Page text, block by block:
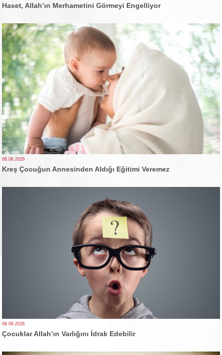
Haset, Allah’ın Merhametini Görmeyi Engelliyor
08.08.2026
Kreş Çocuğun Annesinden Aldığı Eğitimi Veremez
08.08.2026
Çocuklar Allah’ın Varlığını İdrak Edebilir